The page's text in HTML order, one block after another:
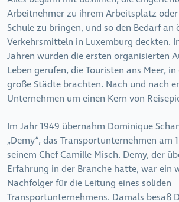
Arbeitnehmer zu ihrem Arbeitsplatz
Schule zu bringen, und so den Bedarf an
Verkehrsmitteln in Luxemburg deckten.
Jahren wurden die ersten organisierten
Leben gerufen, die Touristen ans Meer,
große Städte brachten. Nach und nach
Unternehmen um einen Kern von
Im Jahr 1949 übernahm Dominique
„Demy“, das Transportunternehmen am
seinem Chef Camille Misch. Demy, der
Erfahrung in der Branche hatte, war ein
Nachfolger für die Leitung eines soliden
Transportunternehmens. Damals besaß